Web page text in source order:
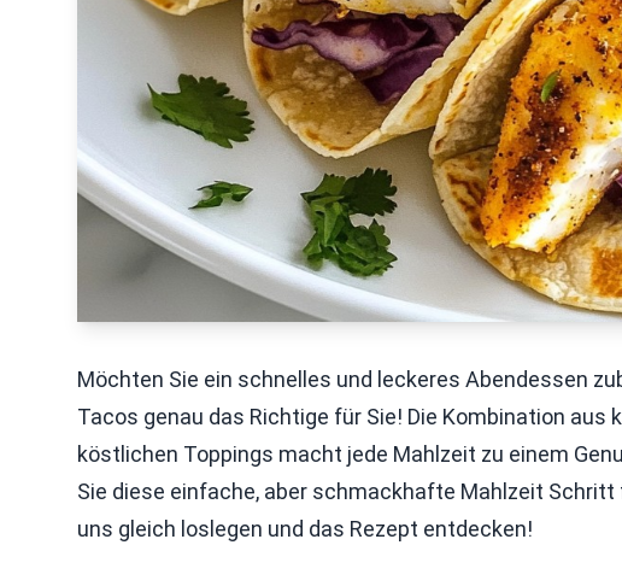
Möchten Sie ein schnelles und leckeres Abendessen
Tacos genau das Richtige für Sie! Die Kombination
köstlichen Toppings macht jede Mahlzeit zu einem
Sie diese einfache, aber schmackhafte Mahlzeit
uns gleich loslegen und das Rezept entdecken!